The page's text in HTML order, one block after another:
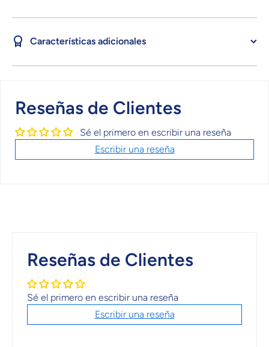
Características adicionales
Reseñas de Clientes
Sé el primero en escribir una reseña
Escribir una reseña
Reseñas de Clientes
Sé el primero en escribir una reseña
Escribir una reseña